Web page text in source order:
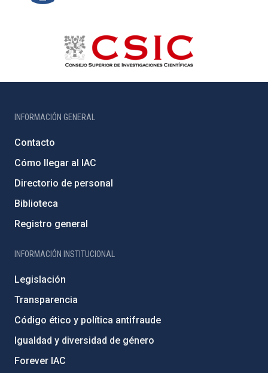
INFORMACIÓN GENERAL
Contacto
Cómo llegar al IAC
Directorio de personal
Biblioteca
Registro general
INFORMACIÓN INSTITUCIONAL
Legislación
Transparencia
Código ético y política antifraude
Igualdad y diversidad de género
Forever IAC